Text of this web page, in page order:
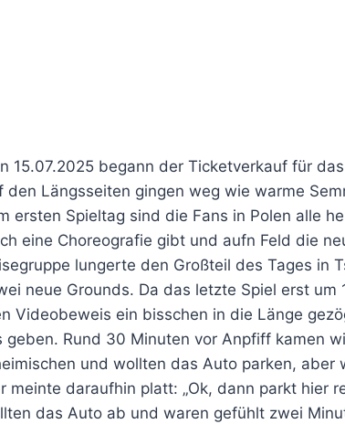
15.07.2025 begann der Ticketverkauf für
Längsseiten gingen weg wie warme
ersten Spieltag sind die Fans in Polen alle
eine Choreografie gibt und aufn Feld die
lungerte den Großteil des Tages in
neue Grounds. Da das letzte Spiel erst um
Videobeweis ein bisschen in die Länge
geben. Rund 30 Minuten vor Anpfiff kamen
und wollten das Auto parken, aber
meinte daraufhin platt: „Ok, dann parkt hier
das Auto ab und waren gefühlt zwei